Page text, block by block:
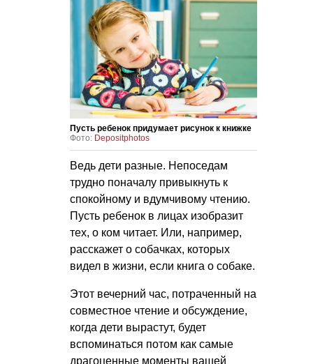
Пусть ребенок придумает рисунок к книжке
Фото: Depositphotos
Ведь дети разные. Непоседам
трудно поначалу привыкнуть к
спокойному и вдумчивому чтению.
Пусть ребенок в лицах изобразит
тех, о ком читает. Или, например,
расскажет о собачках, которых
видел в жизни, если книга о собаке.
Этот вечерний час, потраченный на
совместное чтение и обсуждение,
когда дети вырастут, будет
вспоминаться потом как самые
драгоценные моменты вашей